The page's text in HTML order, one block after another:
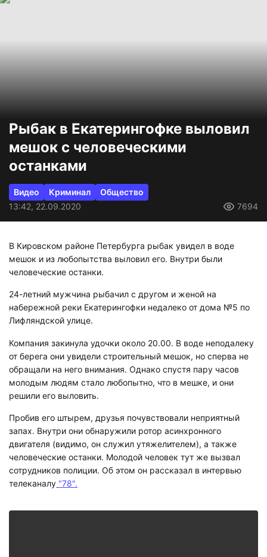
Рыбак в Екатерингофке выловил
мешок с человеческими
останками
Видео Криминал
Общество
13:42, 22.09.2020
7694
В Кировском районе Петербурга рыбак увидел в воде
мешок и из любопытства выловил его. Внутри были
человеческие останки.
24-летний мужчина рыбачил с другом и женой на
набережной реки Екатерингофки недалеко от дома №5 по
Лифляндской улице.
Компания закинула удочки около 20.00. В воде неподалеку
от берега они увидели строительный мешок, но сперва не
обращали на него внимания. Однако спустя пару часов
молодым людям стало любопытно, что в мешке, и они
решили его выловить.
Пробив его штырем, друзья почувствовали неприятный
запах. Внутри они обнаружили ротор асинхронного
двигателя (видимо, он служил утяжелителем), а также
человеческие останки. Молодой человек тут же вызвал
сотрудников полиции. Об этом он рассказал в интервью
телеканалу "78".